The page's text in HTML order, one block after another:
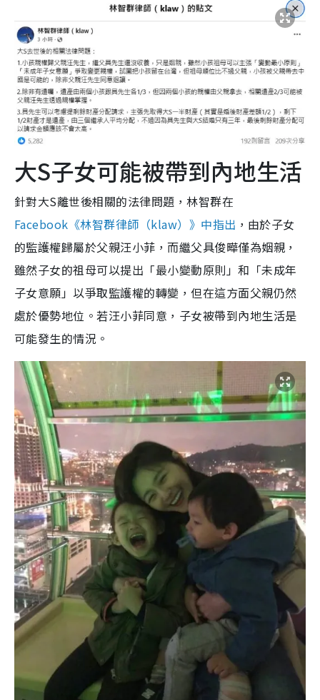
大S子女可能被帶到內地生活
針對大S離世後相關的法律問題，林智群在
Facebook《林智群律師（klaw）》中指出 ，由於子女
的監護權歸屬於父親汪小菲，而繼父具俊曄僅為姻親，
雖然子女的祖母可以提出「最小變動原則」和「未成年
子女意願」以爭取監護權的轉變，但在這方面父親仍然
處於優勢地位。若汪小菲同意，子女被帶到內地生活是
可能發生的情況。